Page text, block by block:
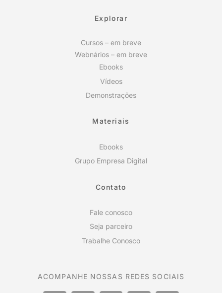
Explorar
Cursos – em breve
Webnários – em breve
Ebooks
Vídeos
Demonstrações
Materiais
Ebooks
Grupo Empresa Digital
Contato
Fale conosco
Seja parceiro
Trabalhe Conosco
ACOMPANHE NOSSAS REDES SOCIAIS